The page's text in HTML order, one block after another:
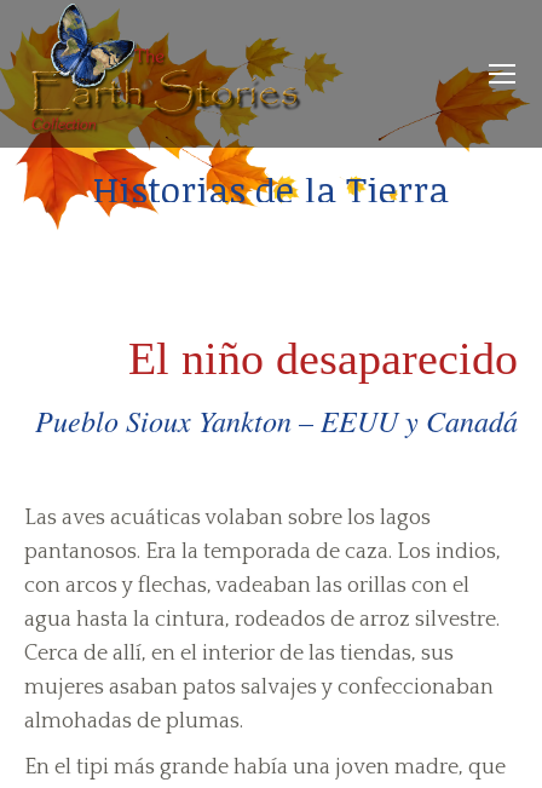
Historias de la Tierra
El niño desaparecido
Pueblo Sioux Yankton – EEUU y Canadá
Las aves acuáticas volaban sobre los lagos
pantanosos. Era la temporada de caza. Los indios,
con arcos y flechas, vadeaban las orillas con el
agua hasta la cintura, rodeados de arroz silvestre.
Cerca de allí, en el interior de las tiendas, sus
mujeres asaban patos salvajes y confeccionaban
almohadas de plumas.
En el tipi más grande había una joven madre, que